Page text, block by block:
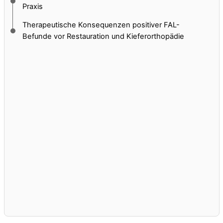
Praxis
Therapeutische Konsequenzen positiver FAL-
Befunde vor Restauration und Kieferorthopädie